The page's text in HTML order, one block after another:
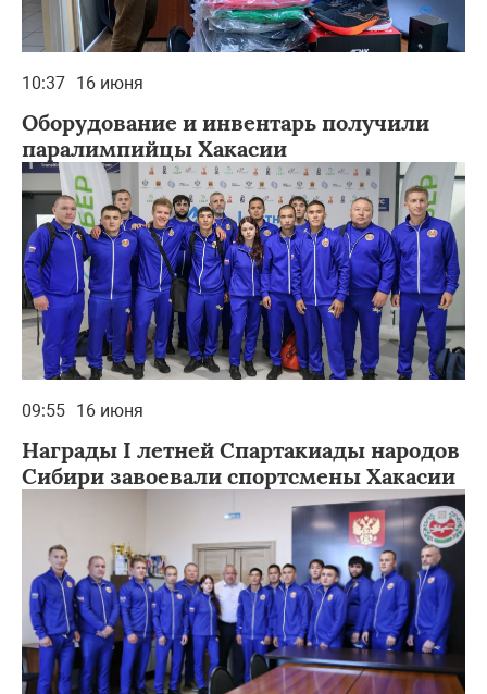
10:37 16 июня
Оборудование и инвентарь получили
паралимпийцы Хакасии
09:55 16 июня
Награды I летней Спартакиады народов
Сибири завоевали спортсмены Хакасии